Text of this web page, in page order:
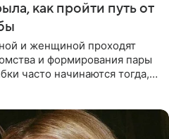
как пройти путь от
и женщиной проходят
и формирования пары
часто начинаются тогда,